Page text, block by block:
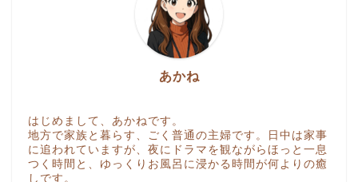
あかね
はじめまして、あかねです。
地方で家族と暮らす、ごく普通の主婦です。日中は家事
に追われていますが、夜にドラマを観ながらほっと一息
つく時間と、ゆっくりお風呂に浸かる時間が何よりの癒
しです。